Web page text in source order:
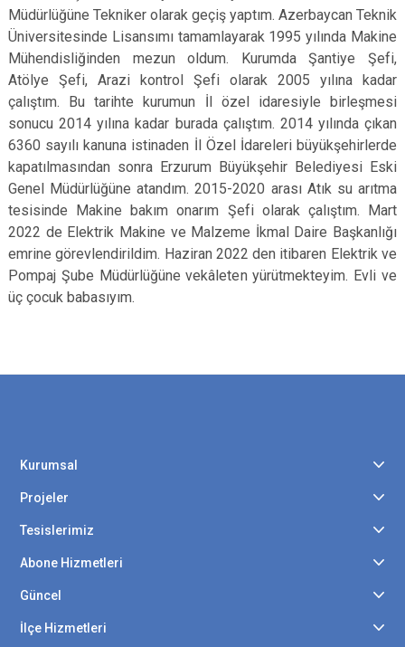
Müdürlüğüne Tekniker olarak geçiş yaptım. Azerbaycan Teknik
Üniversitesinde Lisansımı tamamlayarak 1995 yılında Makine
Mühendisliğinden mezun oldum. Kurumda Şantiye Şefi,
Atölye Şefi, Arazi kontrol Şefi olarak 2005 yılına kadar
çalıştım. Bu tarihte kurumun İl özel idaresiyle birleşmesi
sonucu 2014 yılına kadar burada çalıştım. 2014 yılında çıkan
6360 sayılı kanuna istinaden İl Özel İdareleri büyükşehirlerde
kapatılmasından sonra Erzurum Büyükşehir Belediyesi Eski
Genel Müdürlüğüne atandım. 2015-2020 arası Atık su arıtma
tesisinde Makine bakım onarım Şefi olarak çalıştım. Mart
2022 de Elektrik Makine ve Malzeme İkmal Daire Başkanlığı
emrine görevlendirildim. Haziran 2022 den itibaren Elektrik ve
Pompaj Şube Müdürlüğüne vekâleten yürütmekteyim. Evli ve
üç çocuk babasıyım.
Kurumsal
Projeler
Tesislerimiz
Abone Hizmetleri
Güncel
İlçe Hizmetleri